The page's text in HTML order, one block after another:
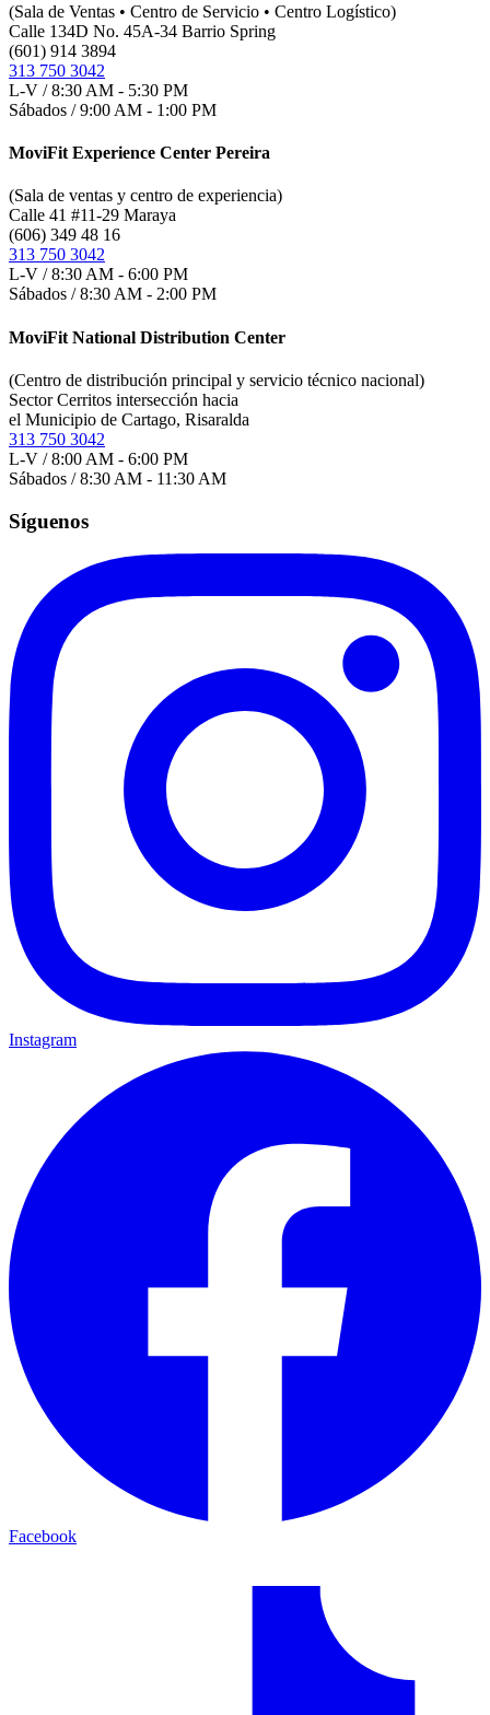
(Sala de Ventas • Centro de Servicio • Centro Logístico)
Calle 134D No. 45A-34 Barrio Spring
(601) 914 3894
313 750 3042
L-V / 8:30 AM - 5:30 PM
Sábados / 9:00 AM - 1:00 PM
MoviFit Experience Center Pereira
(Sala de ventas y centro de experiencia)
Calle 41 #11-29 Maraya
(606) 349 48 16
313 750 3042
L-V / 8:30 AM - 6:00 PM
Sábados / 8:30 AM - 2:00 PM
MoviFit National Distribution Center
(Centro de distribución principal y servicio técnico nacional)
Sector Cerritos intersección hacia
el Municipio de Cartago, Risaralda
313 750 3042
L-V / 8:00 AM - 6:00 PM
Sábados / 8:30 AM - 11:30 AM
Síguenos
Instagram
Facebook